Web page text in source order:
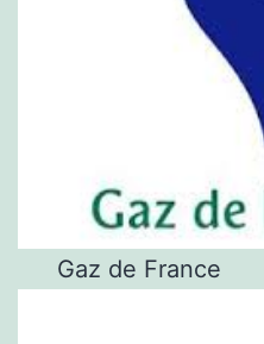
Gaz de France